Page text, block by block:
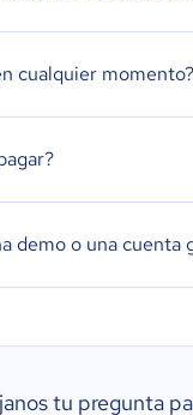
cualquier
demo o una cuenta
tu pregunta